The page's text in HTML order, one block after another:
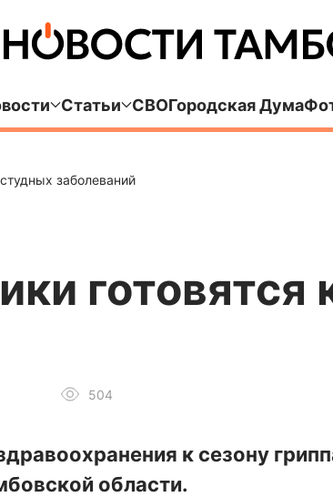
Статьи СВОГородская Дума
заболеваний
готовятся
504
к сезону
области.